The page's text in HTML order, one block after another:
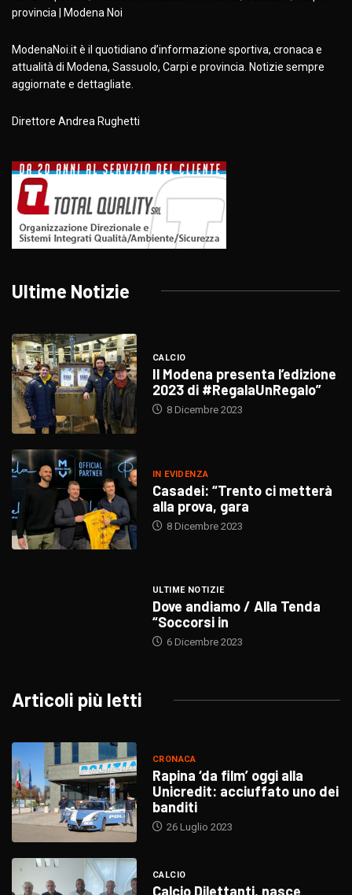
provincia | Modena Noi
ModenaNoi.it è il quotidiano d’informazione sportiva, cronaca e
attualità di Modena, Sassuolo, Carpi e provincia. Notizie sempre
aggiornate e dettagliate.
Direttore Andrea Rughetti
Ultime Notizie
CALCIO
Il Modena presenta l’edizione
2023 di #RegalaUnRegalo”
8 Dicembre 2023
IN EVIDENZA
Casadei: “Trento ci metterà
alla prova, gara
8 Dicembre 2023
ULTIME NOTIZIE
Dove andiamo / Alla Tenda
“Soccorsi in
6 Dicembre 2023
Articoli più letti
CRONACA
Rapina ‘da film’ oggi alla
Unicredit: acciuffato uno dei
banditi
26 Luglio 2023
CALCIO
Calcio Dilettanti, nasce